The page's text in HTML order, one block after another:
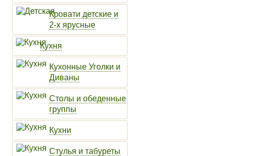
Кровати детские и
2-х ярусные
Кухня
Кухонные Уголки и
Диваны
Столы и обеденные
группы
Кухни
Стулья и табуреты